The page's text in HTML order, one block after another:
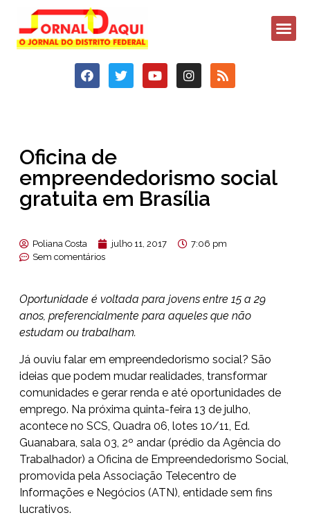
Oficina de
empreendedorismo social
gratuita em Brasília
Poliana Costa julho 11, 2017
7:06 pm
Sem comentários
Oportunidade é voltada para jovens entre 15 a 29
anos, preferencialmente para aqueles que não
estudam ou trabalham.
Já ouviu falar em empreendedorismo social? São
ideias que podem mudar realidades, transformar
comunidades e gerar renda e até oportunidades de
emprego. Na próxima quinta-feira 13 de julho,
acontece no SCS, Quadra 06, lotes 10/11, Ed.
Guanabara, sala 03, 2º andar (prédio da Agência do
Trabalhador) a Oficina de Empreendedorismo Social,
promovida pela Associação Telecentro de
Informações e Negócios (ATN), entidade sem fins
lucrativos.